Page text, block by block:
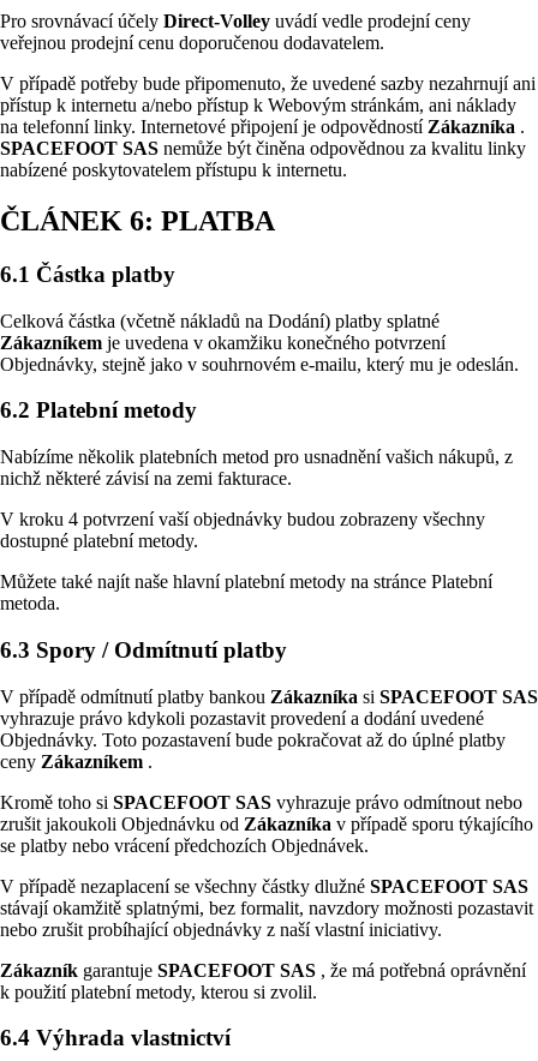
Pro srovnávací účely Direct-Volley uvádí vedle prodejní ceny
veřejnou prodejní cenu doporučenou dodavatelem.
V případě potřeby bude připomenuto, že uvedené sazby nezahrnují ani
přístup k internetu a/nebo přístup k Webovým stránkám, ani náklady
na telefonní linky. Internetové připojení je odpovědností Zákazníka .
SPACEFOOT SAS nemůže být činěna odpovědnou za kvalitu linky
nabízené poskytovatelem přístupu k internetu.
ČLÁNEK 6: PLATBA
6.1 Částka platby
Celková částka (včetně nákladů na Dodání) platby splatné
Zákazníkem je uvedena v okamžiku konečného potvrzení
Objednávky, stejně jako v souhrnovém e-mailu, který mu je odeslán.
6.2 Platební metody
Nabízíme několik platebních metod pro usnadnění vašich nákupů, z
nichž některé závisí na zemi fakturace.
V kroku 4 potvrzení vaší objednávky budou zobrazeny všechny
dostupné platební metody.
Můžete také najít naše hlavní platební metody na stránce Platební
metoda.
6.3 Spory / Odmítnutí platby
V případě odmítnutí platby bankou Zákazníka si SPACEFOOT SAS
vyhrazuje právo kdykoli pozastavit provedení a dodání uvedené
Objednávky. Toto pozastavení bude pokračovat až do úplné platby
ceny Zákazníkem .
Kromě toho si SPACEFOOT SAS vyhrazuje právo odmítnout nebo
zrušit jakoukoli Objednávku od Zákazníka v případě sporu týkajícího
se platby nebo vrácení předchozích Objednávek.
V případě nezaplacení se všechny částky dlužné SPACEFOOT SAS
stávají okamžitě splatnými, bez formalit, navzdory možnosti pozastavit
nebo zrušit probíhající objednávky z naší vlastní iniciativy.
Zákazník garantuje SPACEFOOT SAS , že má potřebná oprávnění
k použití platební metody, kterou si zvolil.
6.4 Výhrada vlastnictví